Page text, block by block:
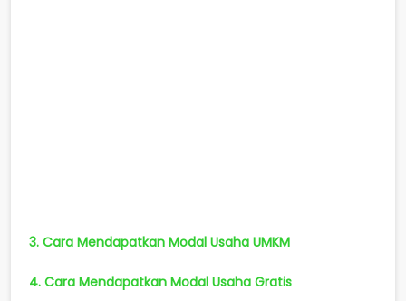
3. Cara Mendapatkan Modal Usaha UMKM
4. Cara Mendapatkan Modal Usaha Gratis